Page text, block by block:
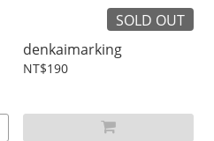
SOLD OUT
denkaimarking
NT$190